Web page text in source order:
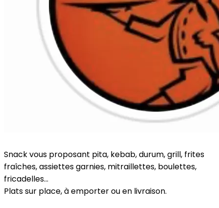
Snack vous proposant pita, kebab, durum, grill, frites
fraîches, assiettes garnies, mitraillettes, boulettes,
fricadelles...
Plats sur place, à emporter ou en livraison.